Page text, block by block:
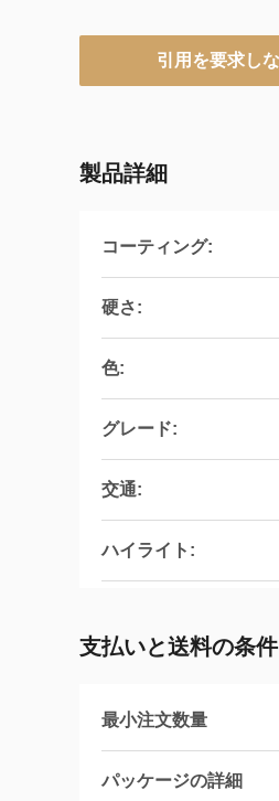
引用を要求し
製品詳細
コーティング:
硬さ:
色:
グレード:
交通:
ハイライト:
支払いと送料の条件
最小注文数量
パッケージの詳細